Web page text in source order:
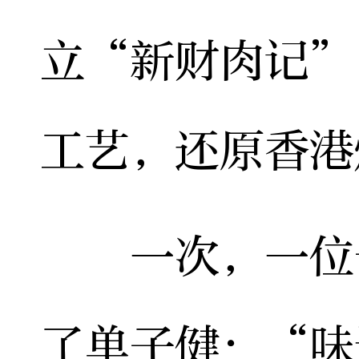
立“新财肉记”
工艺，还原香
一次，一位
了单子健：“